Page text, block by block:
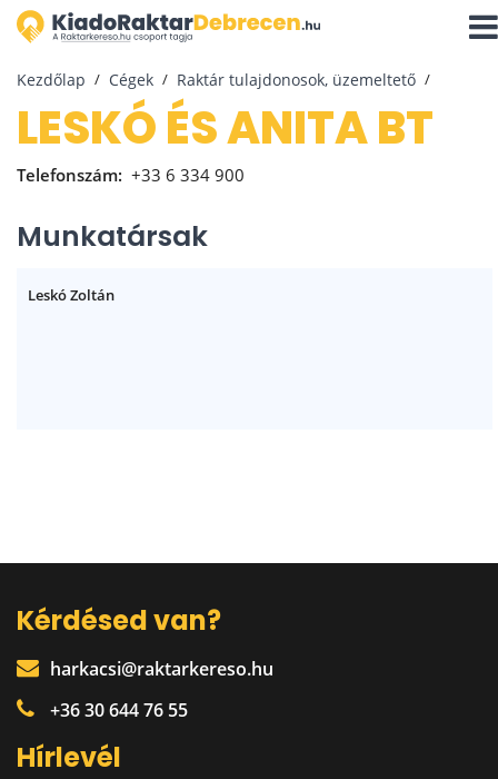
Kezdőlap Cégek Raktár tulajdonosok, üzemeltető
LESKÓ ÉS ANITA BT
Telefonszám: +33 6 334 900
Munkatársak
Leskó Zoltán
Kérdésed van?
harkacsi@raktarkereso.hu
+36 30 644 76 55
Hírlevél